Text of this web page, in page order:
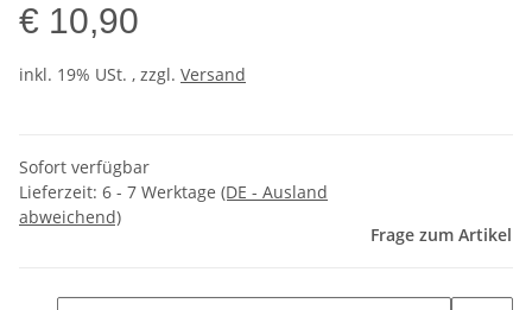
€ 10,90
inkl. 19% USt. , zzgl. Versand
Sofort verfügbar
Lieferzeit: 6 - 7 Werktage (DE - Ausland
abweichend)
Frage zum Artikel